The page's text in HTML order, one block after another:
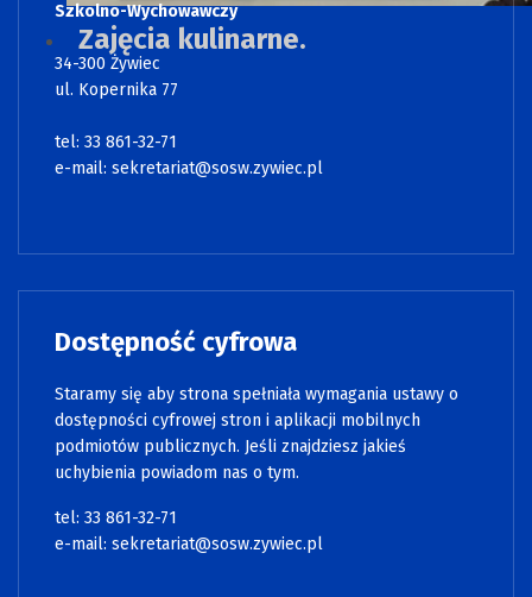
Zajęcia kulinarne.
Szkolno-Wychowawczy
34-300 Żywiec
ul. Kopernika 77
tel: 33 861-32-71
e-mail: sekretariat@sosw.zywiec.pl
Dostępność cyfrowa
Staramy się aby strona spełniała wymagania ustawy o
dostępności cyfrowej stron i aplikacji mobilnych
podmiotów publicznych. Jeśli znajdziesz jakieś
uchybienia powiadom nas o tym.
tel: 33 861-32-71
e-mail: sekretariat@sosw.zywiec.pl